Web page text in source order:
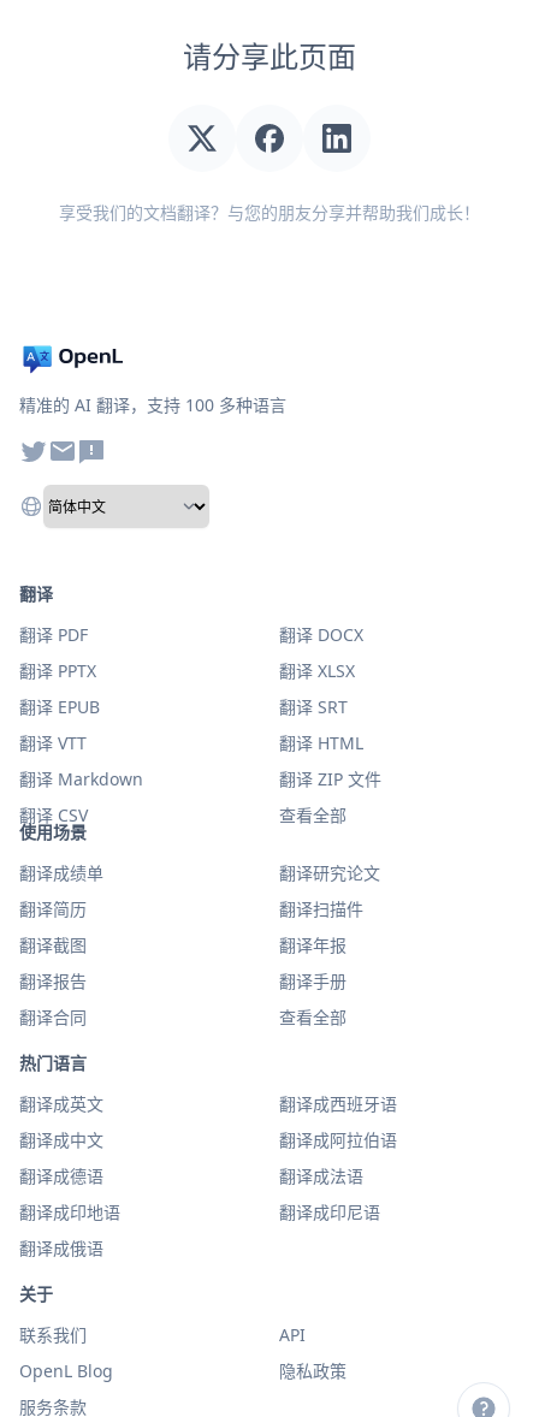
请分享此页面
享受我们的文档翻译？与您的朋友分享并帮助我们成长！
精准的 AI 翻译，支持 100 多种语言
使用场景
翻译成绩单
翻译研究论文
翻译简历
翻译扫描件
翻译截图
翻译年报
翻译报告
翻译手册
翻译合同
查看全部
热门语言
翻译成英文
翻译成西班牙语
翻译成中文
翻译成阿拉伯语
翻译成德语
翻译成法语
翻译成印地语
翻译成印尼语
翻译成俄语
翻译
翻译 PDF
翻译 DOCX
翻译 PPTX
翻译 XLSX
翻译 EPUB
翻译 SRT
翻译 VTT
翻译 HTML
翻译 Markdown
翻译 ZIP 文件
翻译 CSV
查看全部
关于
联系我们
API
OpenL Blog
隐私政策
服务条款